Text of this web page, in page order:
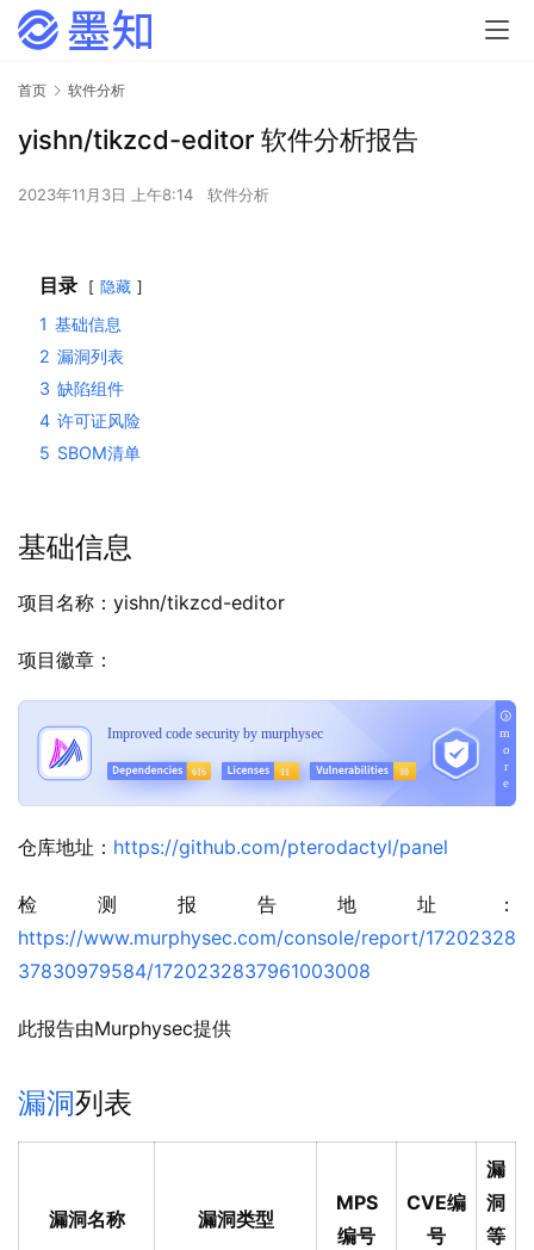
首页 软件分析
yishn/tikzcd-editor 软件分析报告
2023年11月3日 上午8:14 软件分析
目录 隐藏
1 基础信息
2 漏洞列表
3 缺陷组件
4 许可证风险
5 SBOM清单
基础信息
项目名称：yishn/tikzcd-editor
项目徽章：
仓库地址： https://github.com/pterodactyl/panel
检测报告地址：
https://www.murphysec.com/console/report/17202328
37830979584/1720232837961003008
此报告由Murphysec提供
漏洞列表
漏洞名称 漏洞类型
MPS
编号
CVE编
号
漏
洞
等